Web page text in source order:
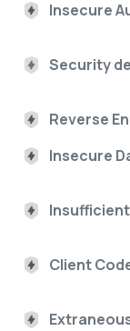
Insecure
Security
Reverse
Insecure
Client